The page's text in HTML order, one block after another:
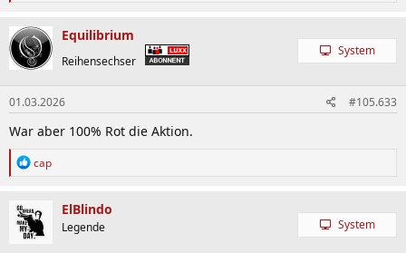
k
t
i
o
n
e
n
:
Equilibrium
Reihensechser
System
01.03.2026 #105.633
War aber 100% Rot die Aktion.
R
t
i
cap
ElBlindo
Legende System